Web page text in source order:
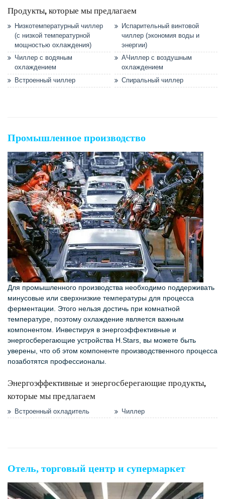
Продукты, которые мы предлагаем
Низкотемпературный чиллер
(с низкой температурной
мощностью охлаждения)
Испарительный винтовой
чиллер (экономия воды и
энергии)
Чиллер с водяным
охлаждением
AЧиллер с воздушным
охлаждением
Встроенный чиллер
Спиральный чиллер
Промышленное производство
Для промышленного производства необходимо поддерживать
минусовые или сверхнизкие температуры для процесса
ферментации. Этого нельзя достичь при комнатной
температуре, поэтому охлаждение является важным
компонентом. Инвестируя в энергоэффективные и
энергосберегающие устройства H.Stars, вы можете быть
уверены, что об этом компоненте производственного процесса
позаботятся профессионалы.
Энергоэффективные и энергосберегающие продукты,
которые мы предлагаем
Встроенный охладитель Чиллер
Отель, торговый центр и супермаркет